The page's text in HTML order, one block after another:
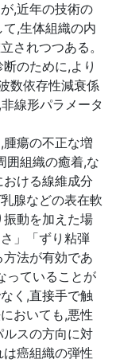
,近年の技術の
,生体組織の内
されつつある。
のために,より
数依存性減衰係
線形パラメータ
瘍の不正な増
囲組織の癒着,な
ける線維成分
腺などの表在軟
動を加えた場
」「ずり粘弾
法が有効であ
っていることが
く,直接手で触
おいても,悪性
スの方向に対
癌組織の弾性